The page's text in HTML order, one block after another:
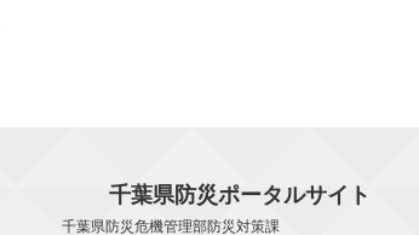
千葉県防災ポータルサイト
千葉県防災危機管理部防災対策課